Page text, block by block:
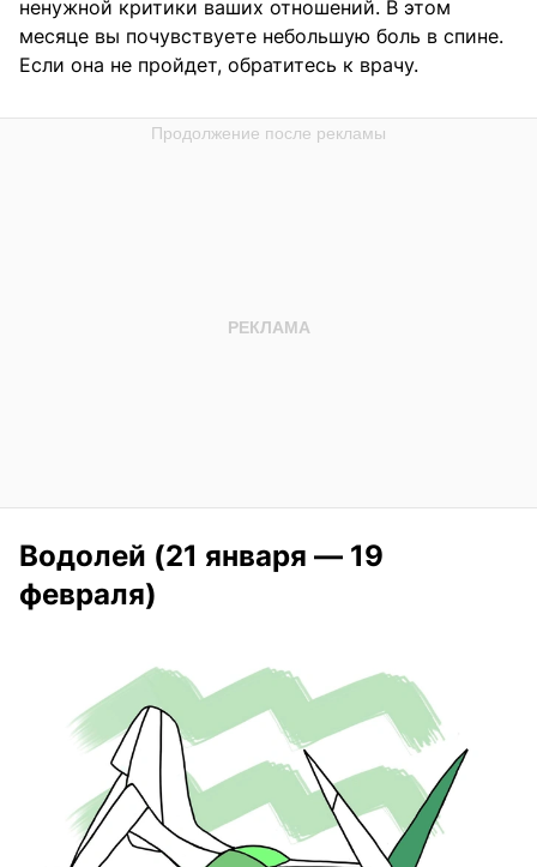
ненужной критики ваших отношений. В этом
месяце вы почувствуете небольшую боль в спине.
Если она не пройдет, обратитесь к врачу.
Водолей (21 января — 19
февраля)